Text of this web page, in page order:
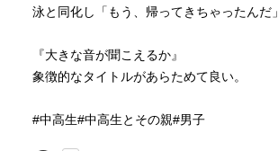
泳と同化し「もう、帰ってきちゃったんだ」
『大きな音が聞こえるか』
象徴的なタイトルがあらためて良い。
#中高生#中高生とその親#男子